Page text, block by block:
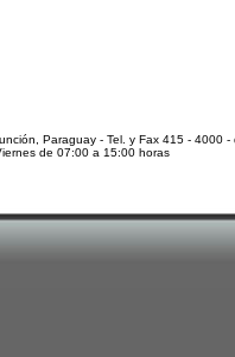
Paraguay - Tel. y Fax 415 - 4000
de 07:00 a 15:00 horas